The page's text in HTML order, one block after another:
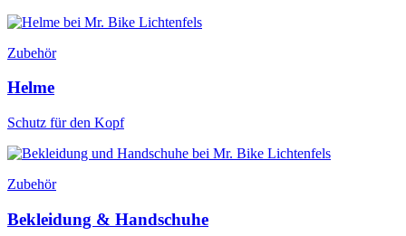
Zubehör
Helme
Schutz für den Kopf
Zubehör
Bekleidung & Handschuhe